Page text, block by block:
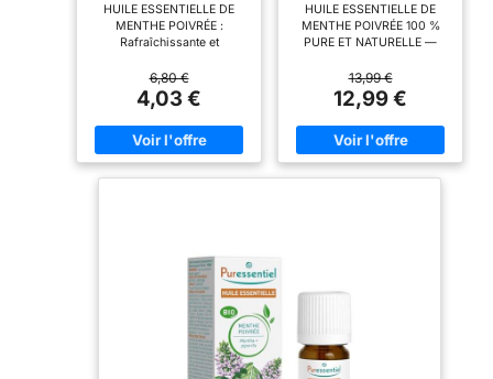
HUILE ESSENTIELLE DE
MENTHE POIVRÉE :
Rafraîchissante et
sa polyvalence d’action,
tant sur la bonne digestion
que sur les états de fatigue,
font de l'Huile Essentielle
de Menthe poivrée une
incontournable à avoir chez
soi. SPHÈRE DIGESTIVE :
digestifs en cas de repas
copieux ou de mal des
transports. TONUS ET
ENERGIE : L'Huile
Essentielle de Menthe
poivrée permet de retrouver
de l'énergie en cas de
fatigue mentale ou
6,80 €
4,03 €
HUILE ESSENTIELLE DE
MENTHE POIVRÉE 100 %
PURE ET NATURELLE —
Blends sont exactement
cela ! De nombreuses
huiles vendues sur le
marché affichent cette
allégation, mais sont en
réalité composées d'isolats
naturels et de mélanges.
GRADE SUPÉRIEURS –
Blends sont analysées par
un laboratoire indépendant
afin de vérifier l'efficacité
13,99 €
12,99 €